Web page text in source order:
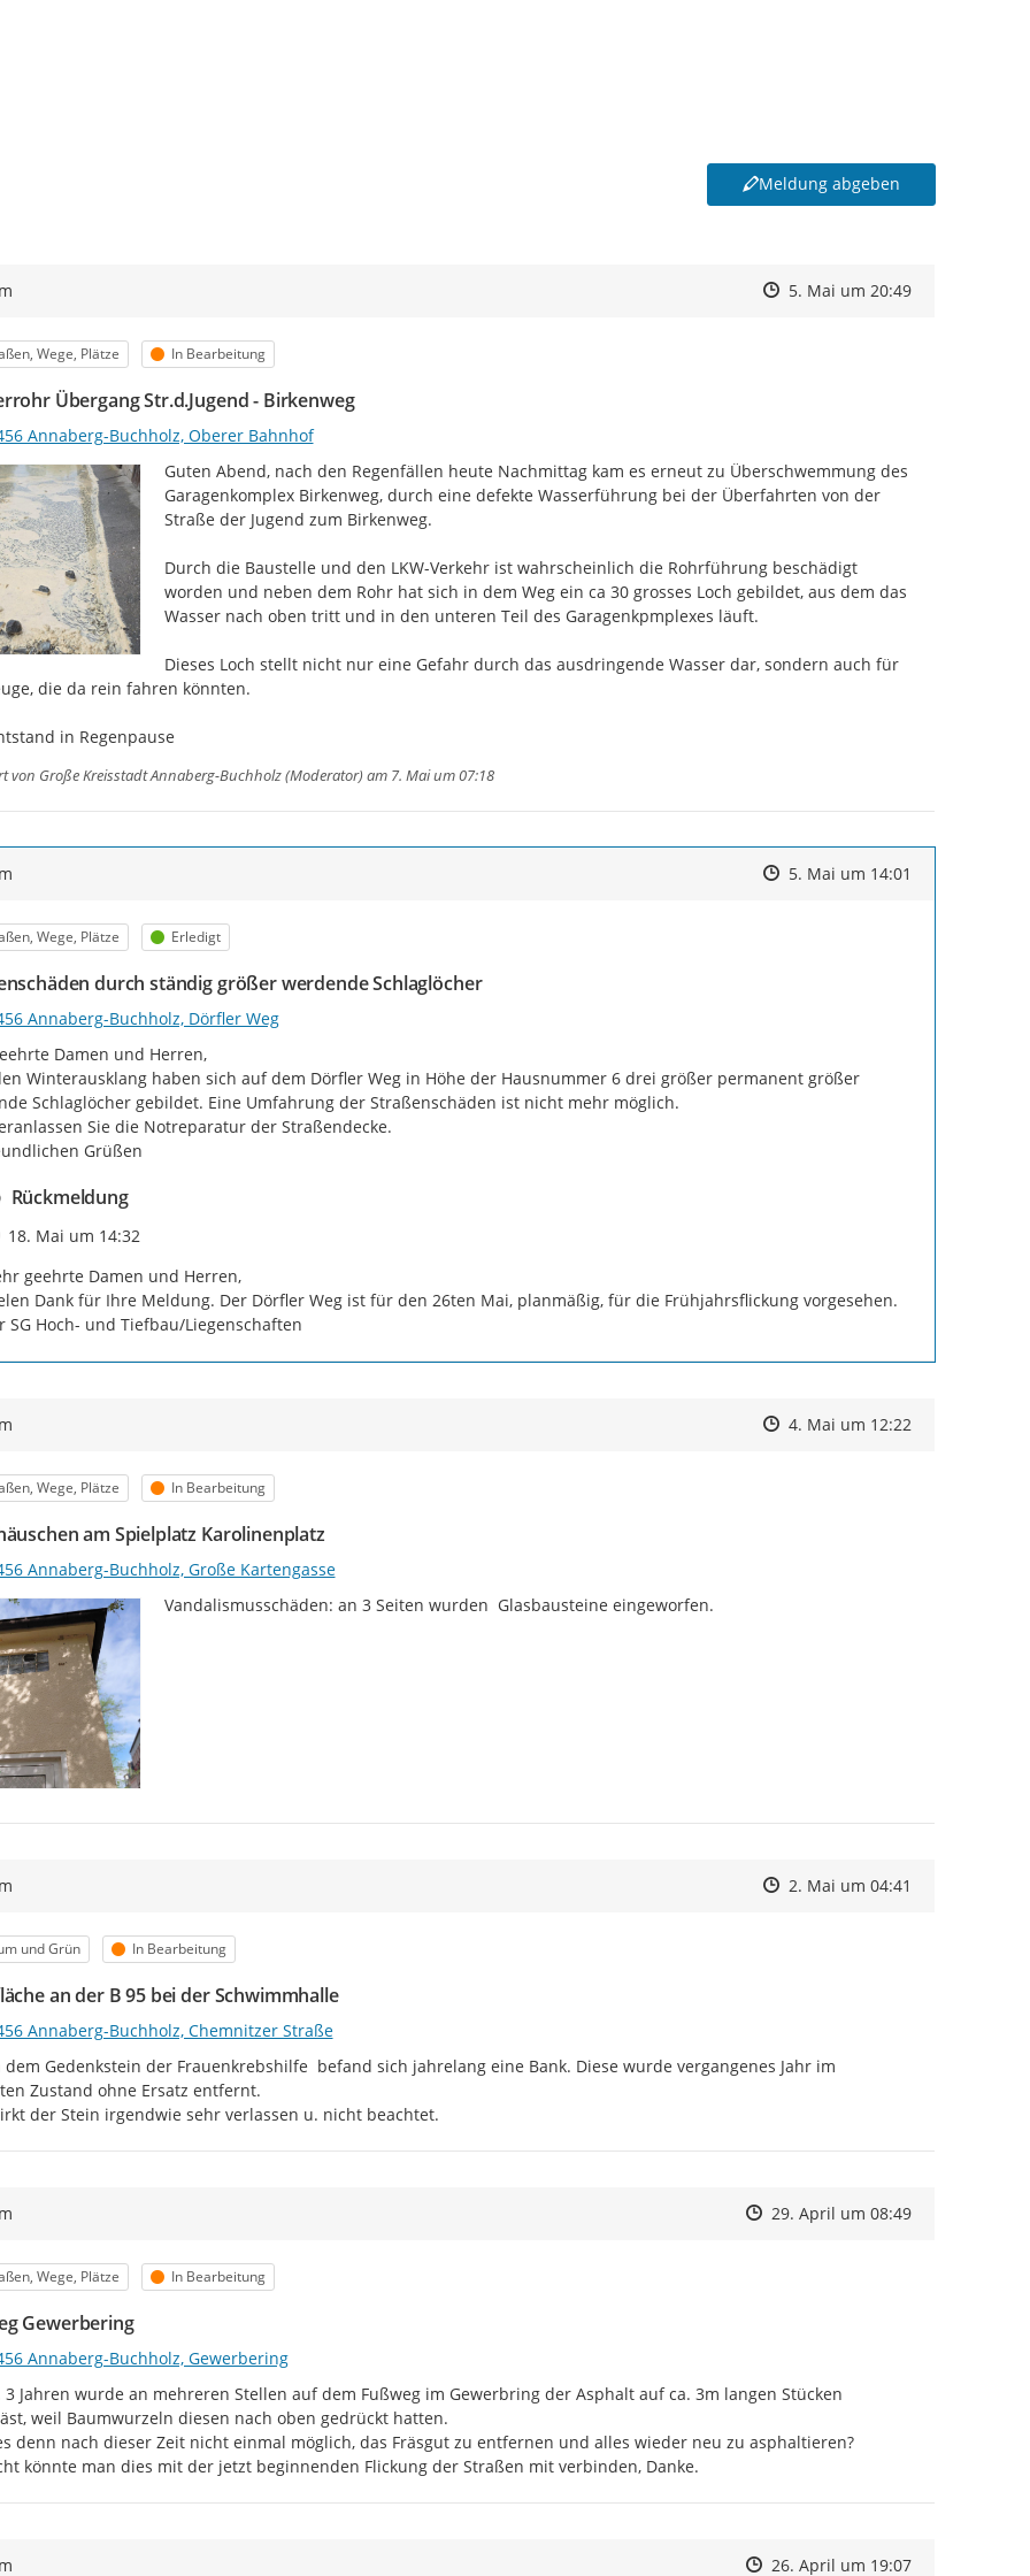
Meldung abgeben
Zeitpunkt des Erstellens
Zeitpunkt des Erstellens
5. Mai um 20:49Zur Äußerung
Wege, Plätze Status
In Bearbeitung
Übergang Str.d.Jugend - Birkenweg
Annaberg-Buchholz, Oberer Bahnhof
Guten Abend, nach den Regenfällen heute Nachmittag kam es erneut zu Überschwemmung des
Garagenkomplex Birkenweg, durch eine defekte Wasserführung bei der Überfahrten von der
Straße der Jugend zum Birkenweg.
Durch die Baustelle und den LKW-Verkehr ist wahrscheinlich die Rohrführung beschädigt
worden und neben dem Rohr hat sich in dem Weg ein ca 30 grosses Loch gebildet, aus dem das
Wasser nach oben tritt und in den unteren Teil des Garagenkpmplexes läuft.
Dieses Loch stellt nicht nur eine Gefahr durch das ausdringende Wasser dar, sondern auch für
die da rein fahren könnten.
in Regenpause
von Große Kreisstadt Annaberg-Buchholz (Moderator)am 7. Mai um 07:18
Zeitpunkt des Erstellens
Zeitpunkt des Erstellens
5. Mai um 14:01
Wege, Plätze Status
Erledigt
durch ständig größer werdende Schlaglöcher
Annaberg-Buchholz, Dörfler Weg
Damen und Herren,
Winterausklang haben sich auf dem Dörfler Weg in Höhe der Hausnummer 6 drei größer permanent größer
Schlaglöcher gebildet. Eine Umfahrung der Straßenschäden ist nicht mehr möglich.
Sie die Notreparatur der Straßendecke.
Grüßen
Rückmeldung
Zeitpunkt des Erstellens
18. Mai um 14:32
geehrte Damen und Herren,
Dank für Ihre Meldung. Der Dörfler Weg ist für den 26ten Mai, planmäßig, für die Frühjahrsflickung vorgesehen.
SG Hoch- und Tiefbau/Liegenschaften
Zeitpunkt des Erstellens
Zeitpunkt des Erstellens
4. Mai um 12:22Zur Äußerung
Wege, Plätze Status
In Bearbeitung
am Spielplatz Karolinenplatz
Annaberg-Buchholz, Große Kartengasse
Vandalismusschäden: an 3 Seiten wurden  Glasbausteine eingeworfen.
Zeitpunkt des Erstellens
Zeitpunkt des Erstellens
2. Mai um 04:41
und Grün Status
In Bearbeitung
an der B 95 bei der Schwimmhalle
Annaberg-Buchholz, Chemnitzer Straße
dem Gedenkstein der Frauenkrebshilfe  befand sich jahrelang eine Bank. Diese wurde vergangenes Jahr im
Zustand ohne Ersatz entfernt.
der Stein irgendwie sehr verlassen u. nicht beachtet.
Zeitpunkt des Erstellens
Zeitpunkt des Erstellens
29. April um 08:49Zur Äußerung
Wege, Plätze Status
In Bearbeitung
Gewerbering
Annaberg-Buchholz, Gewerbering
3 Jahren wurde an mehreren Stellen auf dem Fußweg im Gewerbring der Asphalt auf ca. 3m langen Stücken
weil Baumwurzeln diesen nach oben gedrückt hatten.
denn nach dieser Zeit nicht einmal möglich, das Fräsgut zu entfernen und alles wieder neu zu asphaltieren?
könnte man dies mit der jetzt beginnenden Flickung der Straßen mit verbinden, Danke.
Zeitpunkt des Erstellens
Zeitpunkt des Erstellens
26. April um 19:07Zur Äußerung